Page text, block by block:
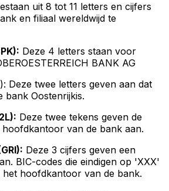
uit 8 tot 11 letters en cijfers
en filiaal wereldwijd te
Deze 4 letters staan voor
BANK AG
): Deze twee letters geven aan dat
bank Oostenrijkis.
Deze twee tekens geven de
van de bank aan.
Deze 3 cijfers geven een
BIC-codes die eindigen op 'XXX'
hoofdkantoor van de bank.